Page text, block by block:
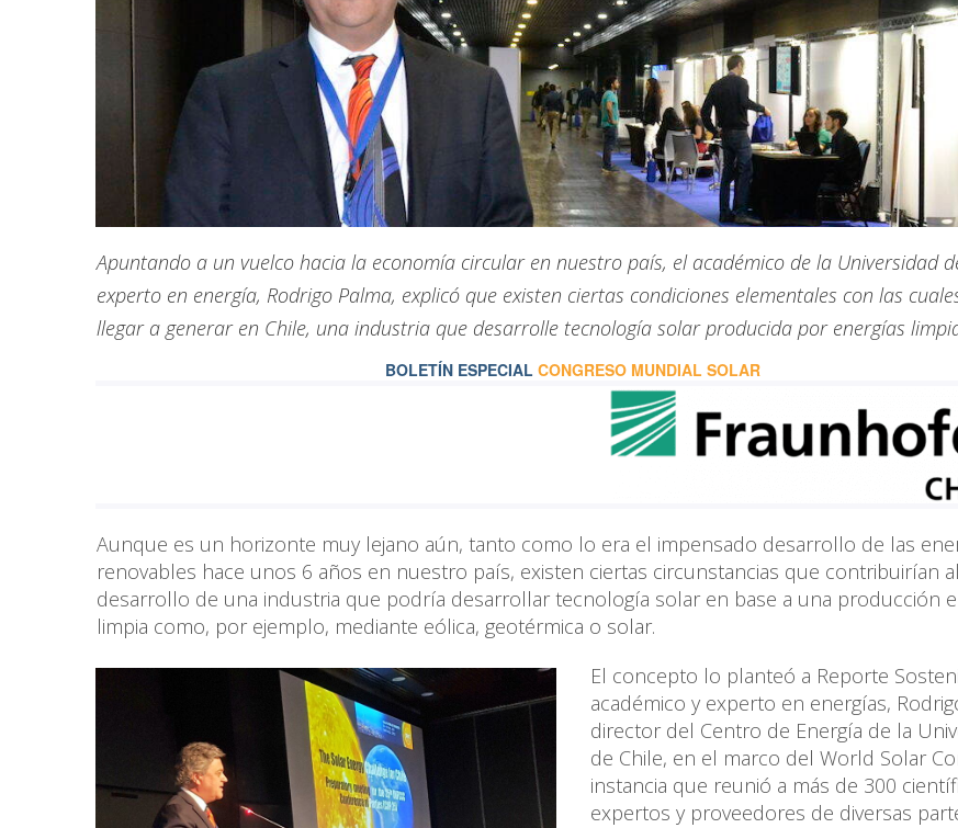
Apuntando a un vuelco hacia la economía circular en nuestro país, el académico de la Universidad
experto en energía, Rodrigo Palma, explicó que existen ciertas condiciones elementales con las
llegar a generar en Chile, una industria que desarrolle tecnología solar producida por energías
BOLETÍN ESPECIAL CONGRESO MUNDIAL SOLAR
Aunque es un horizonte muy lejano aún, tanto como lo era el impensado desarrollo de las
renovables hace unos 6 años en nuestro país, existen ciertas circunstancias que contribuirían al
desarrollo de una industria que podría desarrollar tecnología solar en base a una producción
limpia como, por ejemplo, mediante eólica, geotérmica o solar.
El concepto lo planteó a Reporte
académico y experto en energías,
director del Centro de Energía de la
de Chile, en el marco del World Solar
instancia que reunió a más de 300
expertos y proveedores de diversas